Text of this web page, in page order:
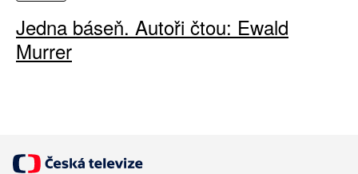
Jedna báseň. Autoři čtou: Ewald
Murrer